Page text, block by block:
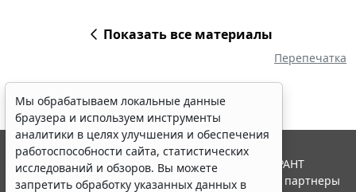
Показать все материалы
Перепечатка
Мы обрабатываем локальные данные
браузера и используем инструменты
аналитики в целях улучшения и обеспечения
работоспособности сайта, статистических
исследований и обзоров. Вы можете
запретить обработку указанных данных в
© ООО "НПП "ГАРАНТ-СЕРВИС", 2026. Система ГАРАНТ
выпускается с 1990 года. Компания "Гарант" и ее партнеры